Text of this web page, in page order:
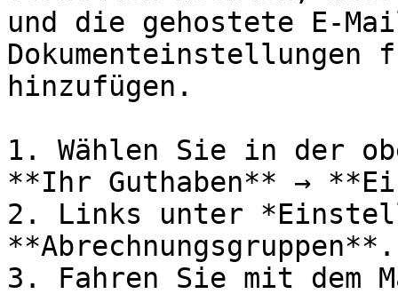
und die gehostete E-
Dokumenteinstellungen
hinzufügen.
1. Wählen Sie in der
**Ihr Guthaben** →
2. Links unter
**Abrechnungsgruppen**.
3. Fahren Sie mit dem